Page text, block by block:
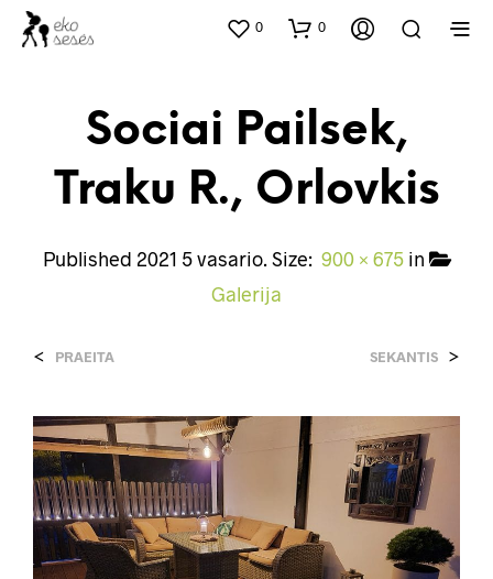
0 0
Sociai Pailsek,
Traku R., Orlovkis
Published 2021 5 vasario. Size: 900 × 675in
Galerija
< PRAEITA SEKANTIS >